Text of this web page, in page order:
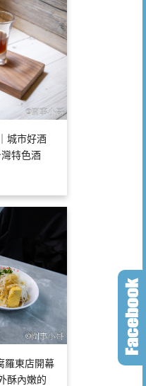
城市好酒
特色酒
羅東店開幕
酥內嫩的